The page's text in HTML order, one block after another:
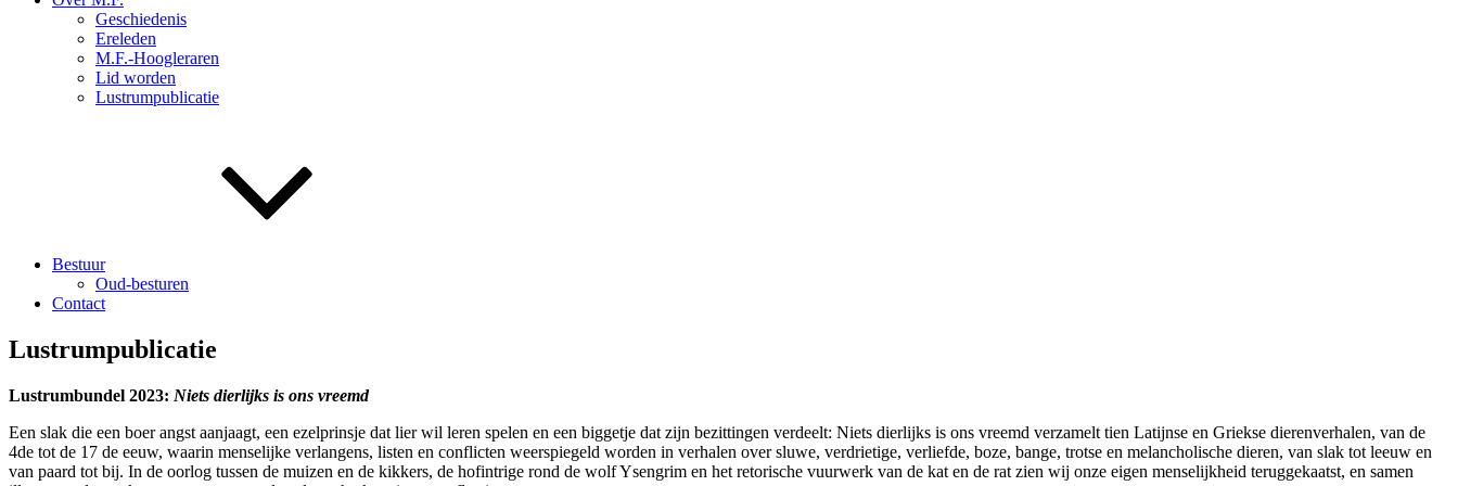
Geschiedenis
Ereleden
M.F.-Hoogleraren
Lid worden
Lustrumpublicatie
Bestuur
Oud-besturen
Contact
Lustrumpublicatie
Lustrumbundel 2023: Niets dierlijks is ons vreemd
Een slak die een boer angst aanjaagt, een ezelprinsje dat lier wil leren spelen en een biggetje dat zijn bezittingen verdeelt: Niets dierlijks is ons vreemd verzamelt tien Latijnse en Griekse dierenverhalen, van de
4de tot de 17 de eeuw, waarin menselijke verlangens, listen en conflicten weerspiegeld worden in verhalen over sluwe, verdrietige, verliefde, boze, bange, trotse en melancholische dieren, van slak tot leeuw en
van paard tot bij. In de oorlog tussen de muizen en de kikkers, de hofintrige rond de wolf Ysengrim en het retorische vuurwerk van de kat en de rat zien wij onze eigen menselijkheid teruggekaatst, en samen